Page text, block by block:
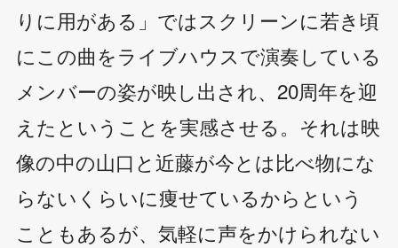
りに用がある」ではスクリーンに若き頃
にこの曲をライブハウスで演奏している
メンバーの姿が映し出され、20周年を迎
えたということを実感させる。それは映
像の中の山口と近藤が今とは比べ物にな
らないくらいに痩せているからという
こともあるが、気軽に声をかけられない